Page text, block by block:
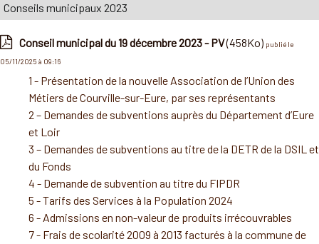
Conseils municipaux 2023
Conseil municipal du 19 décembre 2023 - PV(458Ko) publié le
05/11/2025 à 09:16
1 - Présentation de la nouvelle Association de l’Union des
Métiers de Courville-sur-Eure, par ses représentants
2 – Demandes de subventions auprès du Département d’Eure
et Loir
3 – Demandes de subventions au titre de la DETR de la DSIL et
du Fonds
4 - Demande de subvention au titre du FIPDR
5 - Tarifs des Services à la Population 2024
6 - Admissions en non-valeur de produits irrécouvrables
7 - Frais de scolarité 2009 à 2013 facturés à la commune de